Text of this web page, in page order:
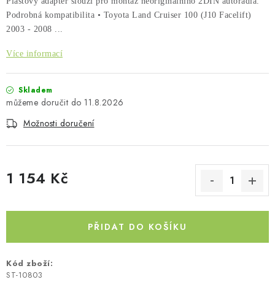
AUTOSTANY
DÁRKOVÉ POUKAZY
Kontakty O nás Doprava a platba
Moje objednávka
Napište nám
Obchodní podmínky
Podrobná kompatibilita • Toyota Land Cruiser 100 (J10 Facelift)
2003 - 2008 ...
Více informací
Skladem
11.8.2026
Možnosti doručení
1 154 Kč
PŘIDAT DO KOŠÍKU
Kód zboží:
ST-10803